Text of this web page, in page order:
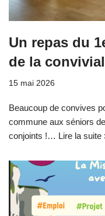
Un repas du
de la
15 mai 2026
Beaucoup de convives
commune aux séniors
conjoints !… Lire la suite